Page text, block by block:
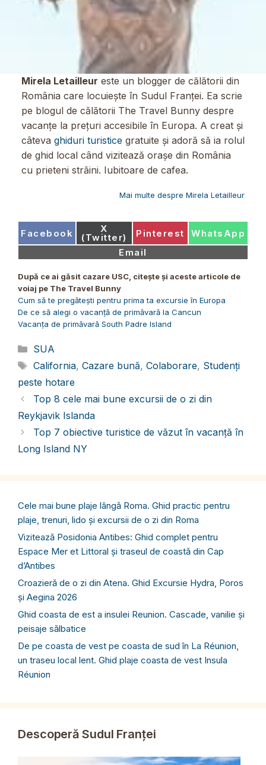
Mirela Letailleur este un blogger de călătorii din
România care locuiește în Sudul Franței. Ea scrie
pe blogul de călătorii The Travel Bunny despre
vacanțe la prețuri accesibile în Europa. A creat și
câteva ghiduri turisticegratuite și adoră să ia rolul
de ghid local când vizitează orașe din România
cu prieteni străini. Iubitoare de cafea.
Mai multe despre Mirela Letailleur
Share
Facebook Share
on
X
(Twitter) Share
Pinterest Share
WhatsApp
Share
on
Email
După ce ai găsit cazare USC, citește și aceste articole de
voiaj pe The Travel Bunny
Cum să te pregătești pentru prima ta excursie în Europa
De ce să alegi o vacanță de primăvară la Cancun
Vacanța de primăvară South Padre Island
Categorii
SUA
Etichete
California, Cazare bună, Colaborare, Studenți
peste hotare
Top 8 cele mai bune excursii de o zi din
Reykjavik Islanda
Top 7 obiective turistice de văzut în vacanță în
Long Island NY
Cele mai bune plaje lângă Roma. Ghid practic pentru
plaje, trenuri, lido și excursii de o zi din Roma
Vizitează Posidonia Antibes: Ghid complet pentru
Espace Mer et Littoral și traseul de coastă din Cap
d’Antibes
Croazieră de o zi din Atena. Ghid Excursie Hydra, Poros
și Aegina 2026
Ghid coasta de est a insulei Reunion. Cascade, vanilie și
peisaje sălbatice
De pe coasta de vest pe coasta de sud în La Réunion,
un traseu local lent. Ghid plaje coasta de vest Insula
Réunion
Descoperă Sudul Franței